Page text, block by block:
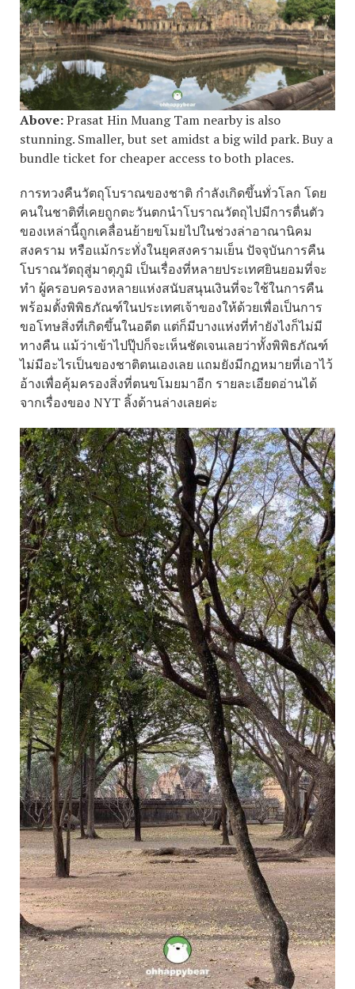
Above:Prasat Hin Muang Tam nearby is also
stunning. Smaller, but set amidst a big wild park. Buy a
bundle ticket for cheaper access to both places.
การทวงคืนวัตถุโบราณของชาติ กำลังเกิดขึ้นทั่วโลก โดย
คนในชาติที่เคยถูกตะวันตกนำโบราณวัตถุไปมีการตื่นตัว
ของเหล่านี้ถูกเคลื่อนย้ายขโมยไปในช่วงล่าอาณานิคม
สงคราม หรือแม้กระทั่งในยุคสงครามเย็น ปัจจุบันการคืน
โบราณวัตถุสู่มาตุภูมิ เป็นเรื่องที่หลายประเทศยินยอมที่จะ
ทำ ผู้ครอบครองหลายแห่งสนับสนุนเงินที่จะใช้ในการคืน
พร้อมตั้งพิพิธภัณฑ์ในประเทศเจ้าของให้ด้วยเพื่อเป็นการ
ขอโทษสิ่งที่เกิดขึ้นในอดีต แต่ก็มีบางแห่งที่ทำยังไงก็ไม่มี
ทางคืน แม้ว่าเข้าไปปุ๊ปก็จะเห็นชัดเจนเลยว่าทั้งพิพิธภัณฑ์
ไม่มีอะไรเป็นของชาติตนเองเลย แถมยังมีกฏหมายที่เอาไว้
อ้างเพื่อคุ้มครองสิ่งที่ตนขโมยมาอีก รายละเอียดอ่านได้
จากเรื่องของ NYT ลิ้งด้านล่างเลยค่ะ